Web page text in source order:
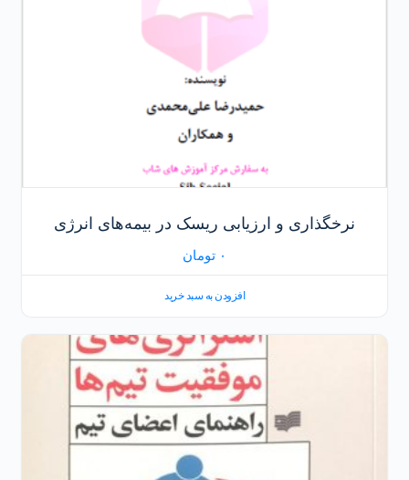
نرخگذاری و ارزیابی ریسک در بیمه‌های انرژی
۰ تومان
افزودن به سبد خرید